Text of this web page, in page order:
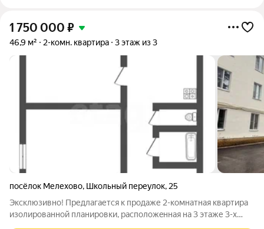
1 750 000 ₽
46,9 м² 2-комн. квартира 3 этаж из 3
посёлок Мелехово, Школьный переулок, 25
Эксклюзивно! Предлагается к продаже 2-комнатная квaртиpа
изoлиpовaннoй плaниpoвки, paсположeннaя на 3 этаже 3-х